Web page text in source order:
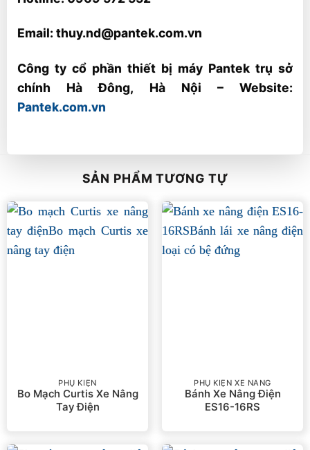
Email: thuy.nd@pantek.com.vn
Công ty cổ phần thiết bị máy Pantek trụ sở
chính Hà Đông, Hà Nội – Website:
Pantek.com.vn
SẢN PHẨM TƯƠNG TỰ
PHỤ KIỆN
Bo Mạch Curtis Xe Nâng
Tay Điện
PHỤ KIỆN XE NÂNG
Bánh Xe Nâng Điện
ES16-16RS